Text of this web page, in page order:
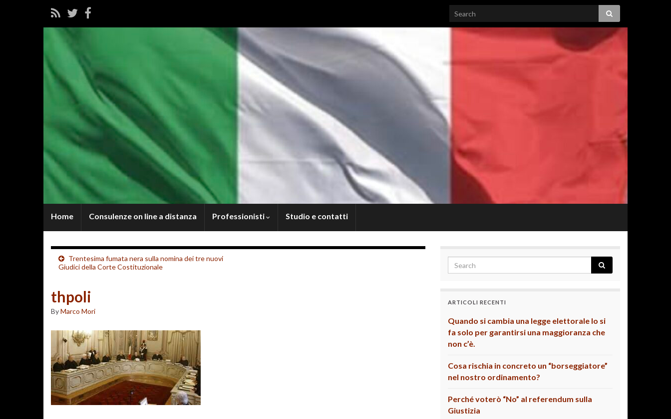
Home Consulenze on line a distanza Professionisti Studio e contatti
Trentesima fumata nera sulla nomina dei tre nuovi
Giudici della Corte Costituzionale
thpoli
ByMarco Mori
ARTICOLI RECENTI
Quando si cambia una legge elettorale lo si
fa solo per garantirsi una maggioranza che
non c’è.
Cosa rischia in concreto un “borseggiatore”
nel nostro ordinamento?
Perché voterò “No” al referendum sulla
Giustizia